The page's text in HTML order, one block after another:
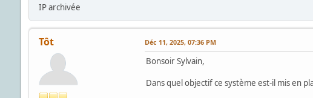
IP archivée
Tôt Déc 11, 2025, 07:36 PM
Bonsoir Sylvain,
Dans quel objectif ce système est-il mis en